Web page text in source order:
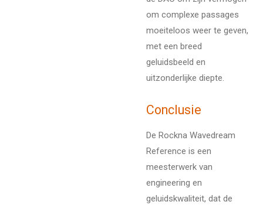
om complexe passages
moeiteloos weer te geven,
met een breed
geluidsbeeld en
uitzonderlijke diepte.
Conclusie
De Rockna Wavedream
Reference is een
meesterwerk van
engineering en
geluidskwaliteit, dat de